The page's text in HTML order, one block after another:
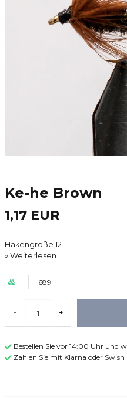
Ke-he Brown
1,17 EUR
Hakengröße 12
Weiterlesen
689
- +
Bestellen Sie vor 14:00 Uhr und
Zahlen Sie mit Klarna oder Swish